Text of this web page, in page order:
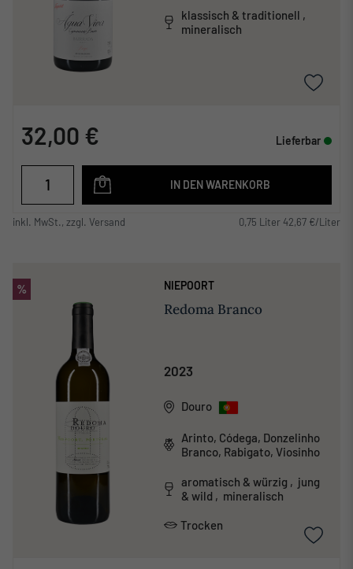
klassisch & traditionell ,
mineralisch
32,00 € Lieferbar
IN DEN WARENKORB
inkl. MwSt., zzgl. Versand 0,75 Liter 42,67 €/Liter
% NIEPOORT
Redoma Branco
2023
Douro
Arinto, Códega, Donzelinho
Branco, Rabigato, Viosinho
aromatisch & würzig , jung
& wild , mineralisch
Trocken